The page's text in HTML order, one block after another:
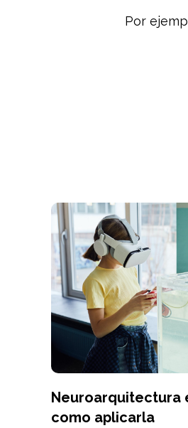
Por
Neuroarquitectura
como aplicarla